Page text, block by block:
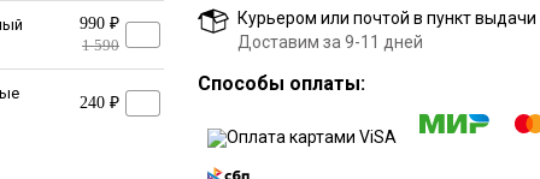
990 ₽
1 590
240 ₽
Курьером или почтой в пункт выдачи
Доставим за 9-11 дней
Способы оплаты: